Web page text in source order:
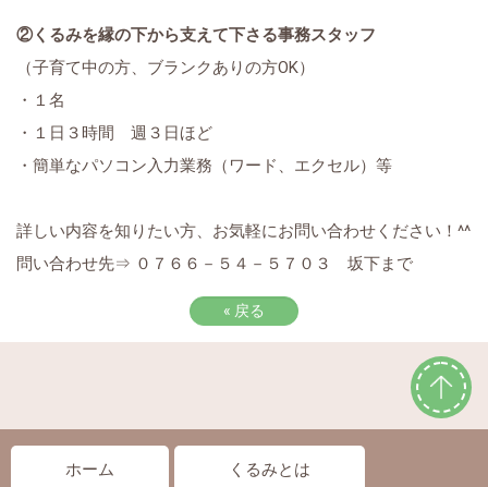
②くるみを縁の下から支えて下さる事務スタッフ
（子育て中の方、ブランクありの方OK）
・１名
・１日３時間 週３日ほど
・簡単なパソコン入力業務（ワード、エクセル）等
詳しい内容を知りたい方、お気軽にお問い合わせください！^^
問い合わせ先⇒ ０７６６－５４－５７０３ 坂下まで
« 戻る
ホーム くるみとは